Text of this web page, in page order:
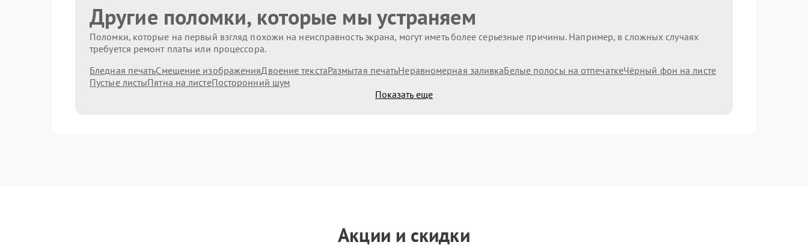
Другие поломки, которые мы устраняем
Поломки, которые на первый взгляд похожи на неисправность экрана, могут иметь более серьезные причины. Например, в сложных случаях
требуется ремонт платы или процессора.
Бледная печатьСмещение изображенияДвоение текстаРазмытая печатьНеравномерная заливкаБелые полосы на отпечаткеЧёрный фон на листе
Пустые листыПятна на листеПосторонний шум
Показать еще
Акции и скидки